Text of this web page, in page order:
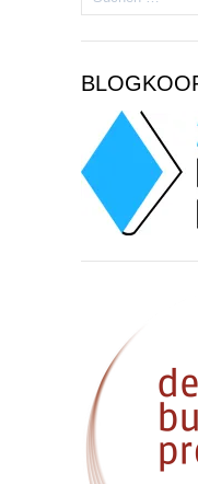
nach: